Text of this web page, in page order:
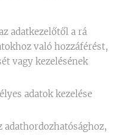
adatkezelőtől a rá
való hozzáférést,
vagy kezelésének
adatok kezelése
adathordozhatósághoz,